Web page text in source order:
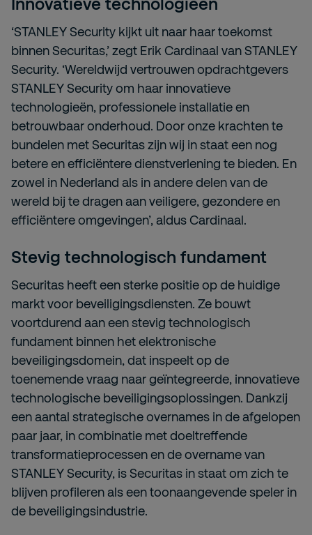
‘STANLEY Security kijkt uit naar haar toekomst
binnen Securitas,’ zegt Erik Cardinaal van STANLEY
Security. ‘Wereldwijd vertrouwen opdrachtgevers
STANLEY Security om haar innovatieve
technologieën, professionele installatie en
betrouwbaar onderhoud. Door onze krachten te
bundelen met Securitas zijn wij in staat een nog
betere en efficiëntere dienstverlening te bieden. En
zowel in Nederland als in andere delen van de
wereld bij te dragen aan veiligere, gezondere en
efficiëntere omgevingen’, aldus Cardinaal.
Stevig technologisch fundament
Securitas heeft een sterke positie op de huidige
markt voor beveiligingsdiensten. Ze bouwt
voortdurend aan een stevig technologisch
fundament binnen het elektronische
beveiligingsdomein, dat inspeelt op de
toenemende vraag naar geïntegreerde, innovatieve
technologische beveiligingsoplossingen. Dankzij
een aantal strategische overnames in de afgelopen
paar jaar, in combinatie met doeltreffende
transformatieprocessen en de overname van
STANLEY Security, is Securitas in staat om zich te
blijven profileren als een toonaangevende speler in
de beveiligingsindustrie.